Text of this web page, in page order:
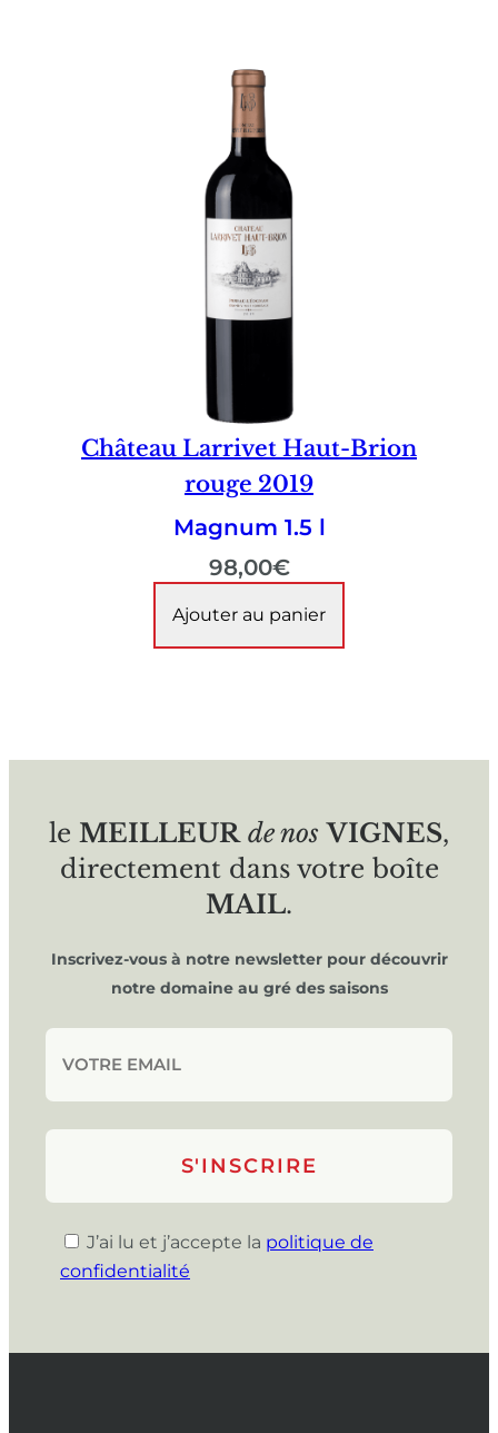
Château Larrivet Haut-Brion
rouge 2019
Magnum 1.5 l
98,00€
Ajouter au panier
le MEILLEUR de nos VIGNES,
directement dans votre boîte
MAIL.
Inscrivez-vous à notre newsletter pour découvrir
notre domaine au gré des saisons
J’ai lu et j’accepte la politique de
confidentialité